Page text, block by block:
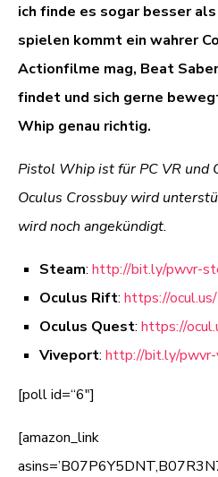
ich finde es sogar besser
spielen kommt ein wahrer
Actionfilme mag, Beat
findet und sich gerne
Whip genau richtig.
Pistol Whip ist für PC VR und
Oculus Crossbuy wird
wird noch angekündigt.
Steam: http://bit.ly/pwvr-
Oculus Rift: https://
Oculus Quest: https://
Viveport: http://bit.ly/
[poll id=“6″]
[amazon_link